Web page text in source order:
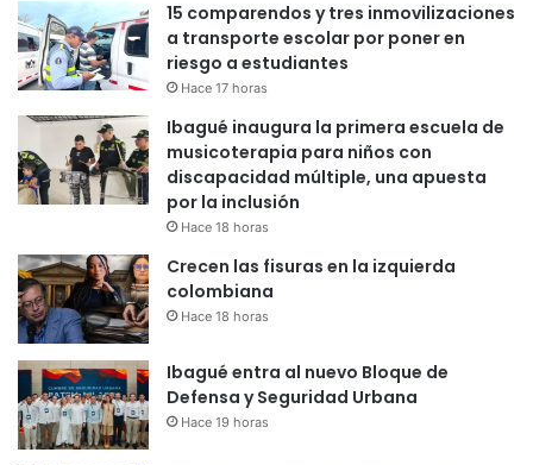
15 comparendos y tres inmovilizaciones
a transporte escolar por poner en
riesgo a estudiantes
Hace 17 horas
Ibagué inaugura la primera escuela de
musicoterapia para niños con
discapacidad múltiple, una apuesta
por la inclusión
Hace 18 horas
Crecen las fisuras en la izquierda
colombiana
Hace 18 horas
Ibagué entra al nuevo Bloque de
Defensa y Seguridad Urbana
Hace 19 horas